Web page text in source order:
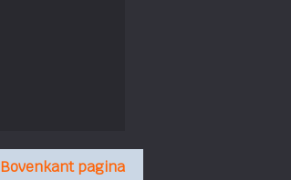
Bovenkant pagina